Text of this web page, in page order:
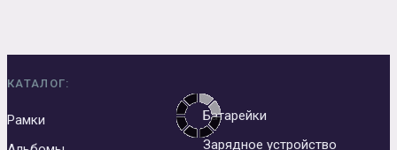
КАТАЛОГ:
Рамки
Батарейки
Зарядное устройство